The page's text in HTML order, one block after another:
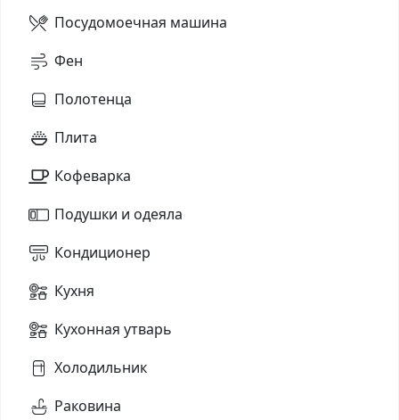
Посудомоечная машина
Фен
Полотенца
Плита
Кофеварка
Подушки и одеяла
Кондиционер
Кухня
Кухонная утварь
Холодильник
Раковина